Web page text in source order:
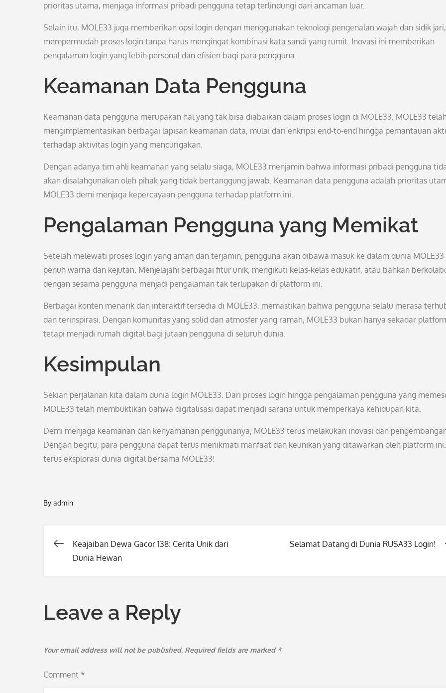
prioritas utama, menjaga informasi pribadi pengguna tetap terlindungi dari ancaman luar.
Selain itu, MOLE33 juga memberikan opsi login dengan menggunakan teknologi pengenalan wajah dan sidik jari,
mempermudah proses login tanpa harus mengingat kombinasi kata sandi yang rumit. Inovasi ini memberikan
pengalaman login yang lebih personal dan efisien bagi para pengguna.
Keamanan Data Pengguna
Keamanan data pengguna merupakan hal yang tak bisa diabaikan dalam proses login di MOLE33. MOLE33
mengimplementasikan berbagai lapisan keamanan data, mulai dari enkripsi end-to-end hingga pemantauan
terhadap aktivitas login yang mencurigakan.
Dengan adanya tim ahli keamanan yang selalu siaga, MOLE33 menjamin bahwa informasi pribadi pengguna
akan disalahgunakan oleh pihak yang tidak bertanggung jawab. Keamanan data pengguna adalah prioritas
MOLE33 demi menjaga kepercayaan pengguna terhadap platform ini.
Pengalaman Pengguna yang Memikat
Setelah melewati proses login yang aman dan terjamin, pengguna akan dibawa masuk ke dalam dunia MOLE33
penuh warna dan kejutan. Menjelajahi berbagai fitur unik, mengikuti kelas-kelas edukatif, atau bahkan
dengan sesama pengguna menjadi pengalaman tak terlupakan di platform ini.
Berbagai konten menarik dan interaktif tersedia di MOLE33, memastikan bahwa pengguna selalu merasa
dan terinspirasi. Dengan komunitas yang solid dan atmosfer yang ramah, MOLE33 bukan hanya sekadar
tetapi menjadi rumah digital bagi jutaan pengguna di seluruh dunia.
Kesimpulan
Sekian perjalanan kita dalam dunia login MOLE33. Dari proses login hingga pengalaman pengguna yang
MOLE33 telah membuktikan bahwa digitalisasi dapat menjadi sarana untuk memperkaya kehidupan kita.
Demi menjaga keamanan dan kenyamanan penggunanya, MOLE33 terus melakukan inovasi dan
Dengan begitu, para pengguna dapat terus menikmati manfaat dan keunikan yang ditawarkan oleh platform
terus eksplorasi dunia digital bersama MOLE33!
By admin
Post
Keajaiban Dewa Gacor 138: Cerita Unik dari
Dunia Hewan
Selamat Datang di Dunia RUSA33 Login!
Leave a Reply
Your email address will not be published. Required fields are marked *
Comment *